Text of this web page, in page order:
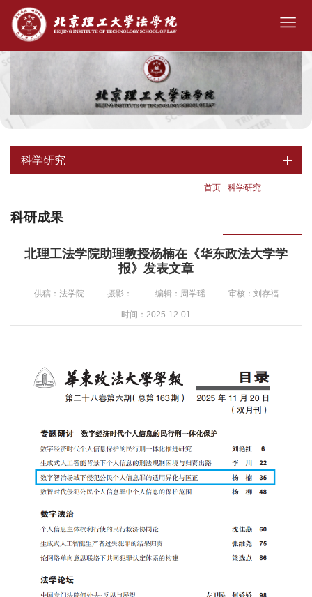
科学研究
首页 - 科学研究 -
科研成果
北理工法学院助理教授杨楠在《华东政法大学学
报》发表文章
供稿：法学院 摄影： 编辑：周学瑶 审核：刘存福
时间：2025-12-01